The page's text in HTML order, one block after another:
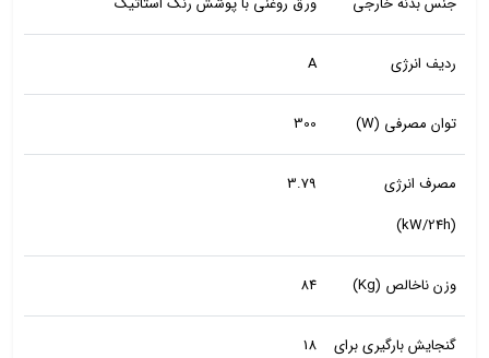
ردیف انرژی A
توان مصرفی (W) 300
مصرف انرژی
(kW/24h)
3.79
وزن ناخالص (Kg) 84
گنجایش بارگیری برای 18